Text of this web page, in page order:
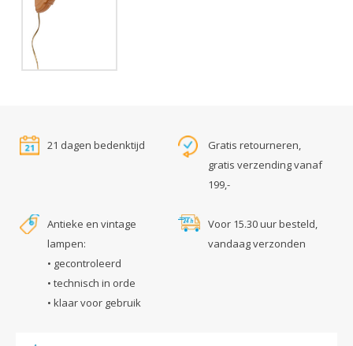
21 dagen bedenktijd
Gratis retourneren,
gratis verzending vanaf
199,-
Antieke en vintage
lampen:
• gecontroleerd
• technisch in orde
• klaar voor gebruik
Voor 15.30 uur besteld,
vandaag verzonden